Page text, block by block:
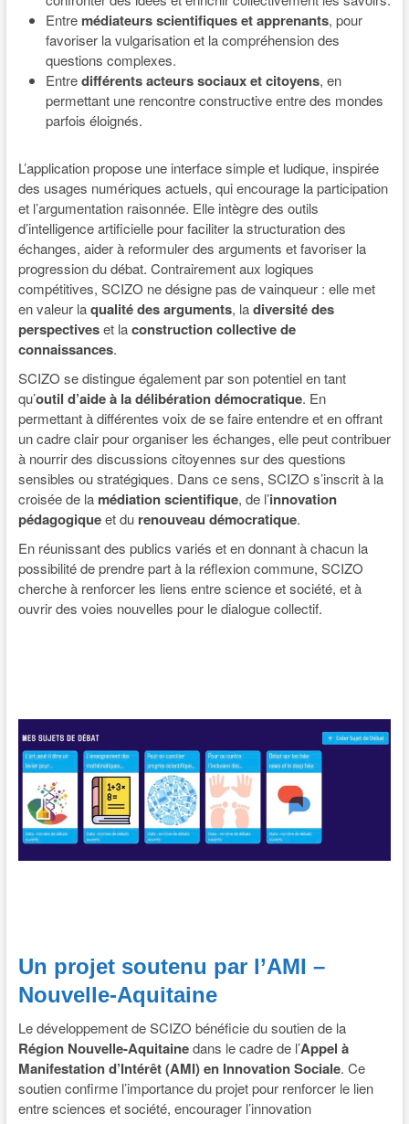
Entre médiateurs scientifiques et apprenants, pour
favoriser la vulgarisation et la compréhension des
questions complexes.
Entredifférents acteurs sociaux et citoyens, en
permettant une rencontre constructive entre des mondes
parfois éloignés.
L’application propose une interface simple et ludique, inspirée
des usages numériques actuels, qui encourage la participation
et l’argumentation raisonnée. Elle intègre des outils
d’intelligence artificielle pour faciliter la structuration des
échanges, aider à reformuler des arguments et favoriser la
progression du débat. Contrairement aux logiques
compétitives, SCIZO ne désigne pas de vainqueur : elle met
en valeur laqualité des arguments, ladiversité des
perspectiveset laconstruction collective de
connaissances.
SCIZO se distingue également par son potentiel en tant
qu’outil d’aide à la délibération démocratique. En
permettant à différentes voix de se faire entendre et en offrant
un cadre clair pour organiser les échanges, elle peut contribuer
à nourrir des discussions citoyennes sur des questions
sensibles ou stratégiques. Dans ce sens, SCIZO s’inscrit à la
croisée de la médiation scientifique, de l’innovation
pédagogiqueet du renouveau démocratique.
En réunissant des publics variés et en donnant à chacun la
possibilité de prendre part à la réflexion commune, SCIZO
cherche à renforcer les liens entre science et société, et à
ouvrir des voies nouvelles pour le dialogue collectif.
Un projet soutenu par l’AMI –
Nouvelle-Aquitaine
Le développement de SCIZO bénéficie du soutien de la
Région Nouvelle-Aquitainedans le cadre de l’Appel à
Manifestation d’Intérêt (AMI) en Innovation Sociale. Ce
soutien confirme l’importance du projet pour renforcer le lien
entre sciences et société, encourager l’innovation